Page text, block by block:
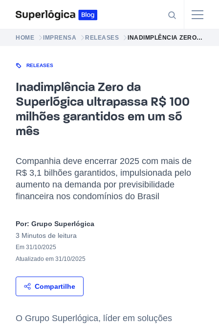
HOME IMPRENSA RELEASES INADIMPLÊNCIA ZERO DA SUPERLÓGICA ULTRAPASSA R$ 100 MILHÕES GARANTIDOS EM UM SÓ MÊS
RELEASES
Inadimplência Zero da
Superlógica ultrapassa R$ 100
milhões garantidos em um só
mês
Companhia deve encerrar 2025 com mais de
R$ 3,1 bilhões garantidos, impulsionada pelo
aumento na demanda por previsibilidade
financeira nos condomínios do Brasil
Por: Grupo Superlógica
3 Minutos de leitura
Em 31/10/2025
Atualizado em 31/10/2025
Compartilhe
O Grupo Superlógica, líder em soluções